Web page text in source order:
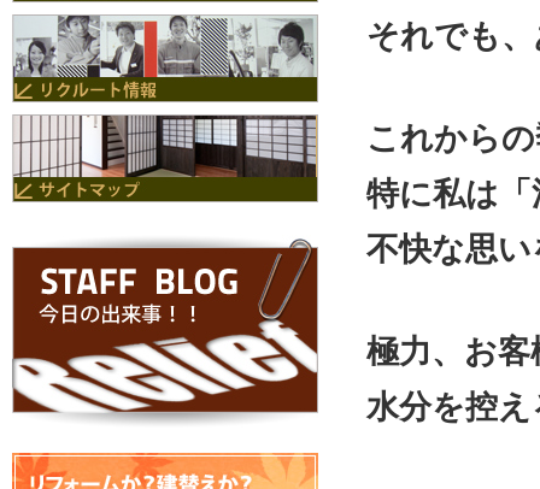
それでも
これから
特に私は
不快な思
極力、お
水分を控